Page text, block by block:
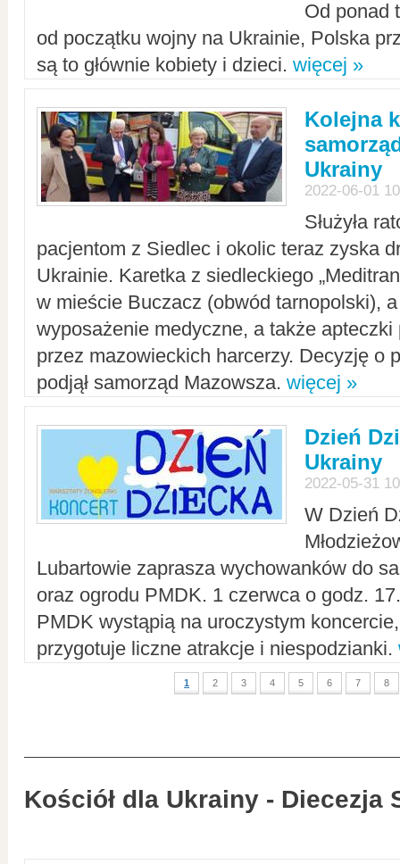
Od ponad
od początku wojny na Ukrainie, Polska
są to głównie kobiety i dzieci. więcej »
Kolejna
Ukrainy
2022-06-01
Służyła
pacjentom z Siedlec i okolic teraz zyska
Ukrainie. Karetka z siedleckiego
w mieście Buczacz (obwód tarnopolski),
wyposażenie medyczne, a także apteczki
przez mazowieckich harcerzy. Decyzję o
podjął samorząd Mazowsza. więcej »
Dzień
Ukrainy
2022-05-31
W Dzień
Lubartowie zaprasza wychowanków do
oraz ogrodu PMDK. 1 czerwca o godz.
PMDK wystąpią na uroczystym
przygotuje liczne atrakcje i niespodzianki.
1 2 3 4 5 6 7 8
Kościół dla Ukrainy - Diecezja